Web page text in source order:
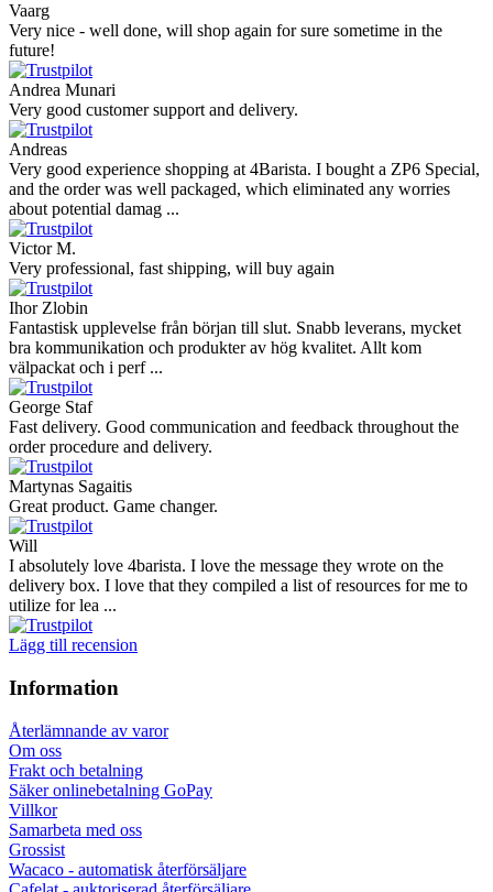
Vaarg
Very nice - well done, will shop again for sure sometime in the
future!
Andrea Munari
Very good customer support and delivery.
Andreas
Very good experience shopping at 4Barista. I bought a ZP6 Special,
and the order was well packaged, which eliminated any worries
about potential damag ...
Victor M.
Very professional, fast shipping, will buy again
Ihor Zlobin
Fantastisk upplevelse från början till slut. Snabb leverans, mycket
bra kommunikation och produkter av hög kvalitet. Allt kom
välpackat och i perf ...
George Staf
Fast delivery. Good communication and feedback throughout the
order procedure and delivery.
Martynas Sagaitis
Great product. Game changer.
Will
I absolutely love 4barista. I love the message they wrote on the
delivery box. I love that they compiled a list of resources for me to
utilize for lea ...
Lägg till recension
Information
Återlämnande av varor
Om oss
Frakt och betalning
Säker onlinebetalning GoPay
Villkor
Samarbeta med oss
Grossist
Wacaco - automatisk återförsäljare